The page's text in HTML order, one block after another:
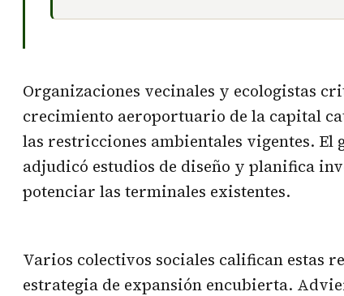
Organizaciones vecinales y ecologistas
crecimiento aeroportuario de la capital
las restricciones ambientales vigentes.
adjudicó estudios de diseño y planifica
potenciar las terminales existentes.
Varios colectivos sociales califican estas
estrategia de expansión encubierta.